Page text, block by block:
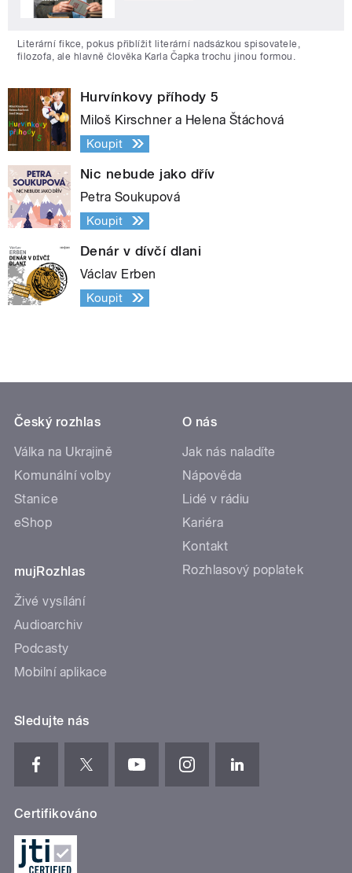
Literární fikce, pokus přiblížit literární nadsázkou spisovatele,
filozofa, ale hlavně člověka Karla Čapka trochu jinou formou.
Hurvínkovy příhody 5
Miloš Kirschner a Helena Štáchová
Koupit
Nic nebude jako dřív
Petra Soukupová
Koupit
Denár v dívčí dlani
Václav Erben
Koupit
Český rozhlas
Válka na Ukrajině
Komunální volby
Stanice
eShop
mujRozhlas
Živé vysílání
Audioarchiv
Podcasty
Mobilní aplikace
O nás
Jak nás naladíte
Nápověda
Lidé v rádiu
Kariéra
Kontakt
Rozhlasový poplatek
Sledujte nás
Certifikováno